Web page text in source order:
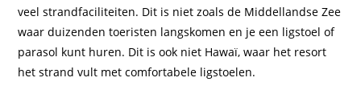
veel strandfaciliteiten. Dit is niet zoals de Middellandse Zee
waar duizenden toeristen langskomen en je een ligstoel of
parasol kunt huren. Dit is ook niet Hawaï, waar het resort
het strand vult met comfortabele ligstoelen.